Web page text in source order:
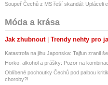
Soupeř Čechů z MS řeší skandál: Upláceli
Móda a krása
Jak zhubnout Trendy nehty pro
Katastrofa na jihu Japonska: Tajfun zranil
Horko, alkohol a prášky: Pozor na
Oblíbené pochoutky Čechů pod palbou
choroby?!